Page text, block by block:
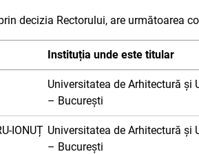
decizia Rectorului, are următoarea
Instituția unde este titular
Universitatea de Arhitectură și
– București
IONUȚ Universitatea de Arhitectură și
– București